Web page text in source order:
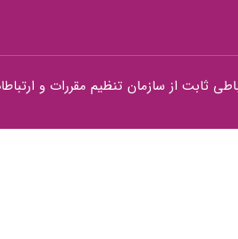
ثابت از سازمان تنظیم مقررات و ارتباطات